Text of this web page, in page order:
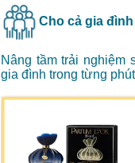
Cho cả gia
Nâng tầm trải nghiệm
gia đình trong từng